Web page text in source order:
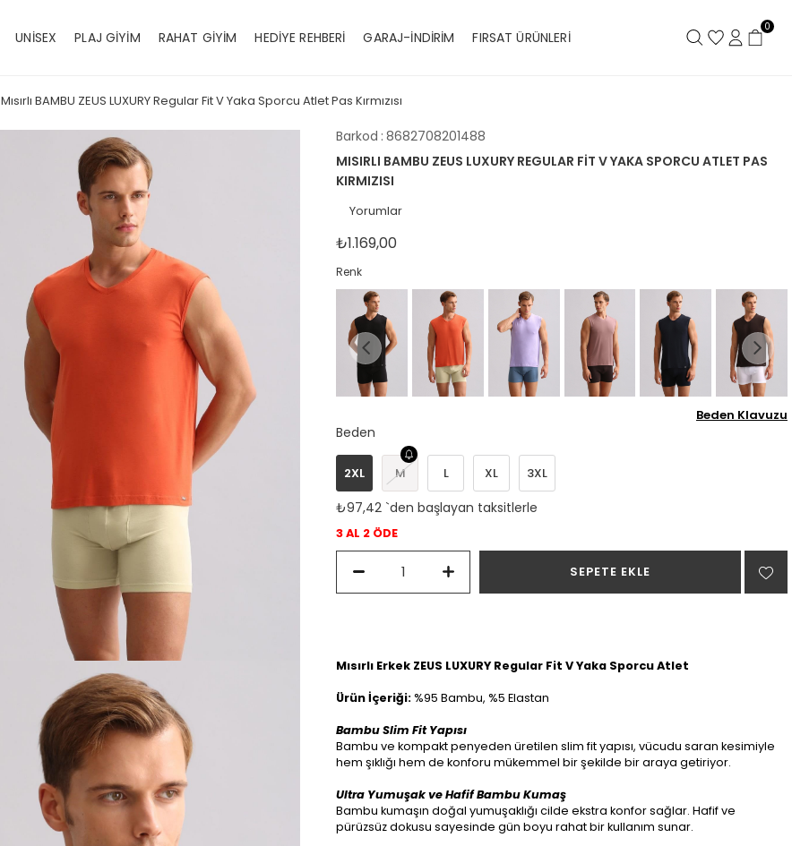
UNİSEX PLAJ GİYİM RAHAT GİYİM HEDİYE REHBERİ GARAJ-İNDİRİM FIRSAT ÜRÜNLERİ
0
Mısırlı BAMBU ZEUS LUXURY Regular Fit V Yaka Sporcu Atlet Pas Kırmızısı
Barkod : 8682708201488
MISIRLI BAMBU ZEUS LUXURY REGULAR FIT V YAKA SPORCU ATLET PAS
KIRMIZISI
Yorumlar
₺1.169,00
Renk
Beden Klavuzu
Beden
2XL M L XL 3XL
₺97,42 `den başlayan taksitlerle
3 AL 2 ÖDE
Mısırlı Erkek ZEUS LUXURY Regular Fit V Yaka Sporcu Atlet
Ürün İçeriği:%95 Bambu, %5 Elastan
Bambu Slim Fit Yapısı
Bambu ve kompakt penyeden üretilen slim fit yapısı, vücudu saran kesimiyle
hem şıklığı hem de konforu mükemmel bir şekilde bir araya getiriyor.
Ultra Yumuşak ve Hafif Bambu Kumaş
Bambu kumaşın doğal yumuşaklığı cilde ekstra konfor sağlar. Hafif ve
pürüzsüz dokusu sayesinde gün boyu rahat bir kullanım sunar.